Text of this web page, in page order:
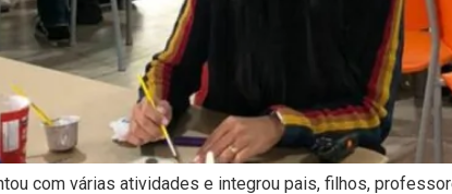
com várias atividades e integrou pais, filhos,